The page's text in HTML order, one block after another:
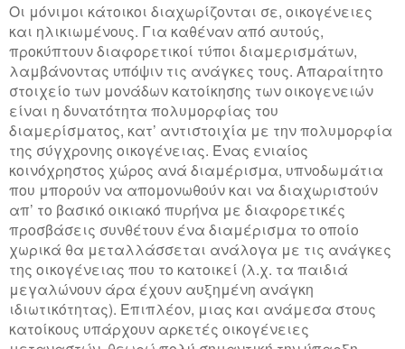
Oι μόνιμοι κάτοικοι διαχωρίζονται σε, οικογένειες
και ηλικιωμένους. Για καθέναν από αυτούς,
προκύπτουν διαφορετικοί τύποι διαμερισμάτων,
λαμβάνοντας υπόψιν τις ανάγκες τους. Απαραίτητο
στοιχείο των μονάδων κατοίκησης των οικογενειών
είναι η δυνατότητα πολυμορφίας του
διαμερίσματος, κατ’ αντιστοιχία με την πολυμορφία
της σύγχρονης οικογένειας. Ένας ενιαίος
κοινόχρηστος χώρος ανά διαμέρισμα, υπνοδωμάτια
που μπορούν να απομονωθούν και να διαχωριστούν
απ’ το βασικό οικιακό πυρήνα με διαφορετικές
προσβάσεις συνθέτουν ένα διαμέρισμα το οποίο
χωρικά θα μεταλλάσσεται ανάλογα με τις ανάγκες
της οικογένειας που το κατοικεί (λ.χ. τα παιδιά
μεγαλώνουν άρα έχουν αυξημένη ανάγκη
ιδιωτικότητας). Επιπλέον, μιας και ανάμεσα στους
κατοίκους υπάρχουν αρκετές οικογένειες